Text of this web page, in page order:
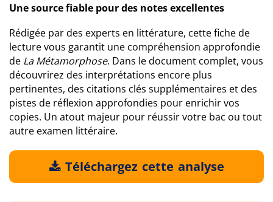
Une source fiable pour des notes excellentes
Rédigée par des experts en littérature, cette fiche de
lecture vous garantit une compréhension approfondie
de La Métamorphose. Dans le document complet, vous
découvrirez des interprétations encore plus
pertinentes, des citations clés supplémentaires et des
pistes de réflexion approfondies pour enrichir vos
copies. Un atout majeur pour réussir votre bac ou tout
autre examen littéraire.
Téléchargez cette analyse